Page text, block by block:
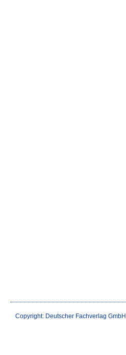
Copyright: Deutscher Fachverlag GmbH